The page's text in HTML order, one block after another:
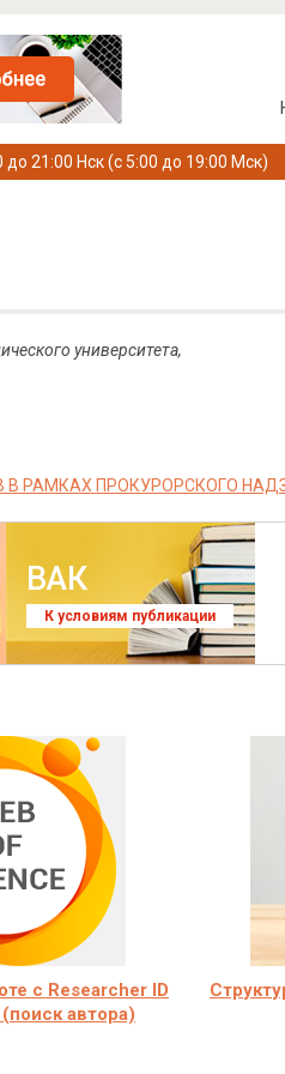
21:00 Нск (с 5:00 до 19:00 Мск)
университета,
РАМКАХ ПРОКУРОРСКОГО
ВАК
К условиям публикации
с Researcher ID
автора)